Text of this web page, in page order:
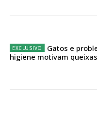
Gatos e
higiene motivam